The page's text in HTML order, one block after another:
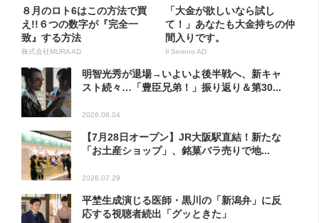
８月のロト6はこの方法で買
え!!６つの数字が『完全一
致』する方法
株式会社MURA AD
「大金が欲しいなら試し
て！」あなたも大金持ちの仲
間入りです。
Il Sereno AD
明智光秀が退場→いよいよ後半戦へ、新キャ
スト続々…「豊臣兄弟！」振り返り＆第30...
2026.08.04
【7月28日オープン】JR大阪駅直結！新たな
「お土産ショップ」、銘菓バラ売りで地...
2026.07.29
平埜生成演じる医師・黒川の「新潟弁」に反
応する視聴者続出「グッときた」